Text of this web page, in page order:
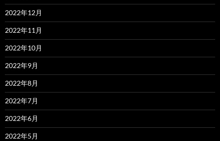
2022年12月
2022年11月
2022年10月
2022年9月
2022年8月
2022年7月
2022年6月
2022年5月